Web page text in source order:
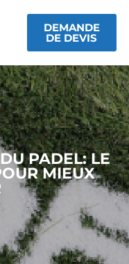
DEMANDE
DE DEVIS
PADEL: LE
MIEUX